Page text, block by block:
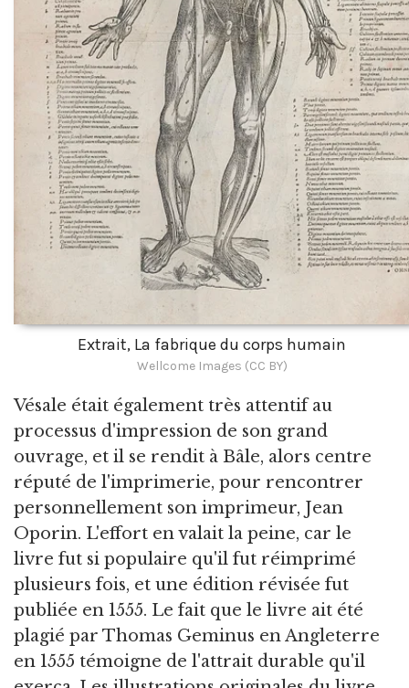
Extrait, La fabrique du corps humain
Wellcome Images (CC BY)
Vésale était également très attentif au
processus d'impression de son grand
ouvrage, et il se rendit à Bâle, alors centre
réputé de l'imprimerie, pour rencontrer
personnellement son imprimeur, Jean
Oporin. L'effort en valait la peine, car le
livre fut si populaire qu'il fut réimprimé
plusieurs fois, et une édition révisée fut
publiée en 1555. Le fait que le livre ait été
plagié par Thomas Geminus en Angleterre
en 1555 témoigne de l'attrait durable qu'il